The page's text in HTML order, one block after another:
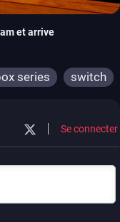
et arrive
series
switch
Se connecter